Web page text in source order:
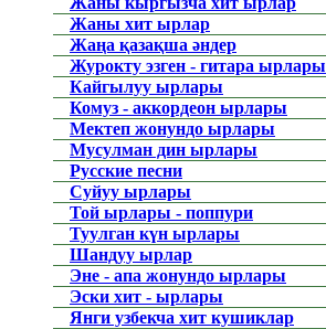
Жаны хит ырлар
Жаңа қазақша әндер
Журокту эзген - гитара ырлары
Кайгылуу ырлары
Комуз - аккордеон ырлары
Мектеп жонундо ырлары
Мусулман дин ырлары
Русские песни
Суйуу ырлары
Той ырлары - поппури
Туулган күн ырлары
Шандуу ырлар
Эне - апа жонундо ырлары
Эски хит - ырлары
Янги узбекча хит кушиклар